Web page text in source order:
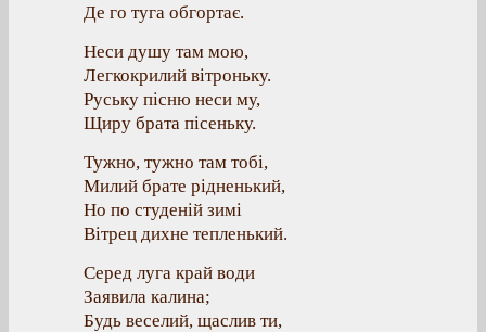
Де го туга обгортає.
Неси душу там мою,
Легкокрилий вітроньку.
Руську пісню неси му,
Щиру брата пісеньку.
Тужно, тужно там тобі,
Милий брате рідненький,
Но по студеній зимі
Вітрец дихне тепленький.
Серед луга край води
Заявила калина;
Будь веселий, щаслив ти,